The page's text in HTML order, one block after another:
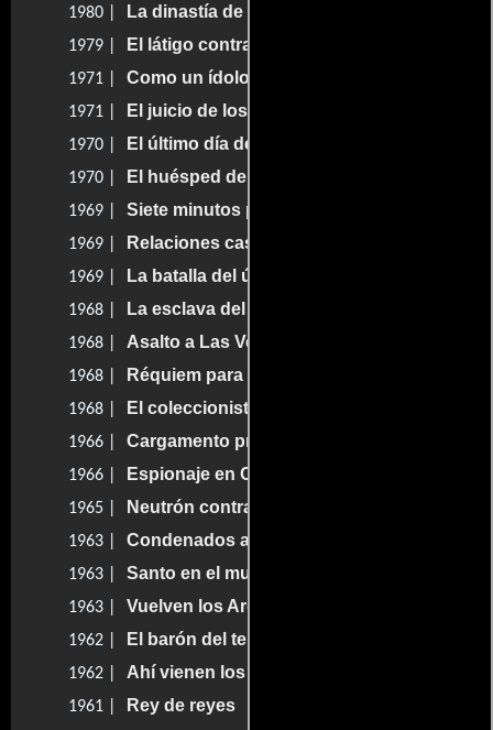
1980 | La dinastía de Dracula
1979 | El látigo contra Satanás
1971 | Como un ídolo de arena
1971 | El juicio de los hijos
1970 | El último día de la guerra
1970 | El huésped del sevillano
1969 | Siete minutos para morir
1969 | Relaciones casi públicas
1969 | La batalla del último Panzer
1968 | La esclava del paraíso
1968 | Asalto a Las Vegas
1968 | Réquiem para el gringo
1968 | El coleccionista de cadáveres
1966 | Cargamento prohibido
1966 | Espionaje en Casablanca
1965 | Neutrón contra el criminal sádico
1963 | Condenados a muerte
1963 | Santo en el museo de cera
1963 | Vuelven los Argumedo
1962 | El barón del terror
1962 | Ahí vienen los Argumedo
1961 | Rey de reyes